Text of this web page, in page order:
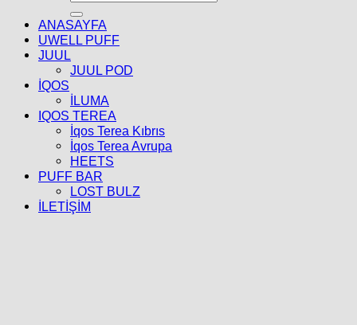
ANASAYFA
UWELL PUFF
JUUL
JUUL POD
İQOS
İLUMA
IQOS TEREA
İqos Terea Kıbrıs
İqos Terea Avrupa
HEETS
PUFF BAR
LOST BULZ
İLETİŞİM